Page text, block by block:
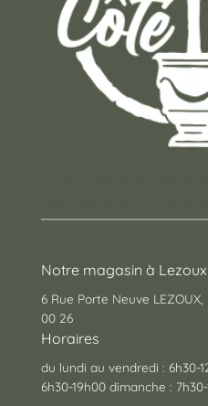
Notre magasin à Lezoux
6 Rue Porte Neuve LEZOUX,
00 26
Horaires
du lundi au vendredi : 6h30-
6h30-19h00 dimanche :